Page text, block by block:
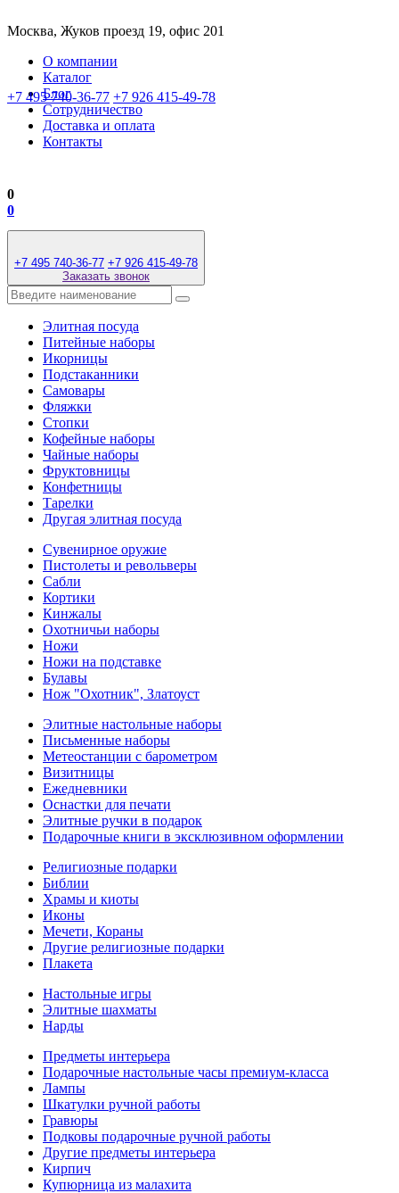
Москва, Жуков проезд 19, офис 201
О компании
Каталог
Блог
Сотрудничество
Доставка и оплата
Контакты
+7 495 740-36-77 +7 926 415-49-78
0
0
+7 495 740-36-77 +7 926 415-49-78
Заказать звонок
Элитная посуда
Питейные наборы
Икорницы
Подстаканники
Самовары
Фляжки
Стопки
Кофейные наборы
Чайные наборы
Фруктовницы
Конфетницы
Тарелки
Другая элитная посуда
Сувенирное оружие
Пистолеты и револьверы
Сабли
Кортики
Кинжалы
Охотничьи наборы
Ножи
Ножи на подставке
Булавы
Нож "Охотник", Златоуст
Элитные настольные наборы
Письменные наборы
Метеостанции с барометром
Визитницы
Ежедневники
Оснастки для печати
Элитные ручки в подарок
Подарочные книги в эксклюзивном оформлении
Религиозные подарки
Библии
Храмы и киоты
Иконы
Мечети, Кораны
Другие религиозные подарки
Плакета
Настольные игры
Элитные шахматы
Нарды
Предметы интерьера
Подарочные настольные часы премиум-класса
Лампы
Шкатулки ручной работы
Гравюры
Подковы подарочные ручной работы
Другие предметы интерьера
Кирпич
Купюрница из малахита